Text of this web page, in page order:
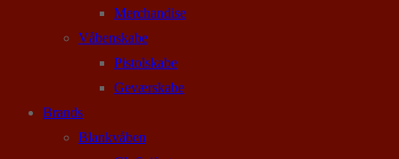
Merchandise
Våbenskabe
Pistolskabe
Geværskabe
Brands
Blankvåben